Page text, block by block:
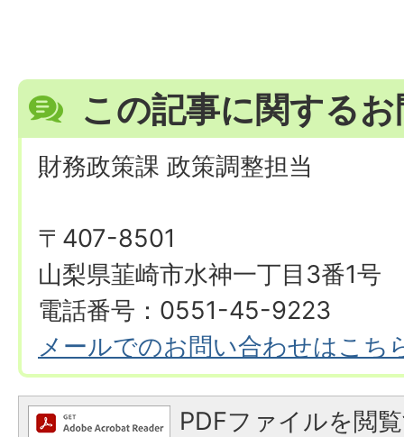
この記事に関する
財務政策課 政策調整担当
〒407-8501
山梨県韮崎市水神一丁目3番1号
電話番号：0551-45-9223
メールでのお問い合わせはこち
PDFファイルを閲